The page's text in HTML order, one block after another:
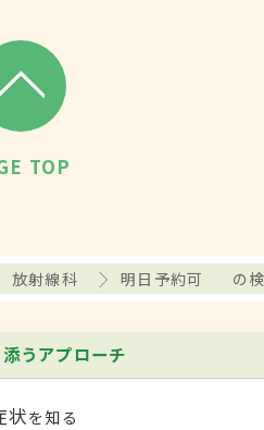
TOP
放射線科 明日予約可 の
うアプローチ
状を知る